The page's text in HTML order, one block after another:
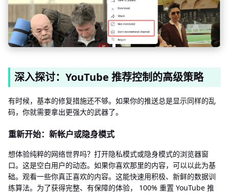
深入探讨：YouTube 推荐控制的高级策略
有时候，基本的修复措施还不够。如果你的推送总是显示同样的乱
码，你就需要拿出更强大的武器了。
重新开始：新帐户或隐身模式
想体验纯粹的网络世界吗？打开隐私模式或隐身模式的浏览器窗
口。这是空白用户的动态。如果你喜欢那里的内容，可以以此为基
础。观看一些你真正喜欢的内容。这能快速用积极、新鲜的数据训
练算法。为了获得完整、有保障的体验， 100% 重置 YouTube 推